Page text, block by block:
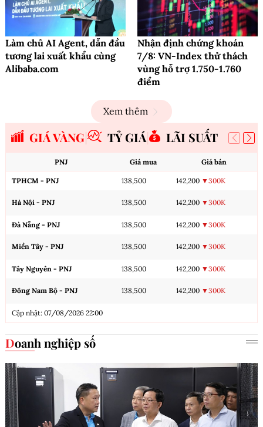
Làm chủ AI Agent, dẫn đầu
tương lai xuất khẩu cùng
Alibaba.com
Nhận định chứng khoán
7/8: VN-Index thử thách
vùng hỗ trợ 1.750-1.760
điểm
Xem thêm
GIÁ VÀNG TỶ GIÁ LÃI SUẤT
PNJ Giá mua Giá bán
TPHCM - PNJ 138,500 142,200 ▼300K
Hà Nội - PNJ 138,500 142,200 ▼300K
Đà Nẵng - PNJ 138,500 142,200 ▼300K
Miền Tây - PNJ 138,500 142,200 ▼300K
Tây Nguyên - PNJ 138,500 142,200 ▼300K
Đông Nam Bộ - PNJ 138,500 142,200 ▼300K
Cập nhật: 07/08/2026 22:00
Doanh nghiệp số